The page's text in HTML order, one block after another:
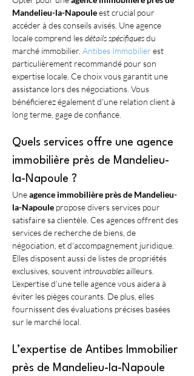
Mandelieu-la-Napoule est crucial pour
accéder à des conseils avisés. Une agence
locale comprend les détails spécifiques du
marché immobilier. Antibes Immobilier est
particulièrement recommandé pour son
expertise locale. Ce choix vous garantit une
assistance lors des négociations. Vous
bénéficierez également d'une relation client à
long terme, gage de confiance.
Quels services offre une agence
immobilière près de Mandelieu-
la-Napoule ?
Une agence immobilière près de Mandelieu-
la-Napoule propose divers services pour
satisfaire sa clientèle. Ces agences offrent des
services de recherche de biens, de
négociation, et d'accompagnement juridique.
Elles disposent aussi de listes de propriétés
exclusives, souvent introuvables ailleurs.
L’expertise d’une telle agence vous aidera à
éviter les pièges courants. De plus, elles
fournissent des évaluations précises basées
sur le marché local.
L’expertise de Antibes Immobilier
près de Mandelieu-la-Napoule